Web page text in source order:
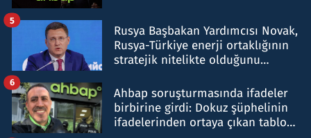
Rusya Başbakan Yardımcısı Novak,
Rusya-Türkiye enerji ortaklığının
stratejik nitelikte olduğunu
5
Ahbap soruşturmasında ifadeler
birbirine girdi: Dokuz şüphelinin
ifadelerinden ortaya çıkan tablo
6